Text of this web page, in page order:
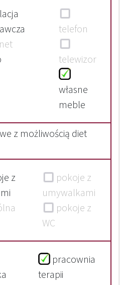
telefon
telewizor
własne
meble
z możliwością diet
z
pokoje z
umywalkami
pokoje z
WC
pracownia
terapii